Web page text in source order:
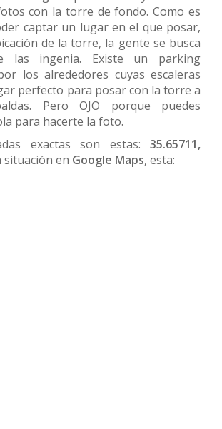
con la torre de fondo. Como es
captar un lugar en el que posar,
de la torre, la gente se busca
ingenia. Existe un parking
los alrededores cuyas escaleras
perfecto para posar con la torre a
Pero OJO porque puedes
para hacerte la foto.
exactas son estas: 35.65711,
situación en Google Maps, esta: